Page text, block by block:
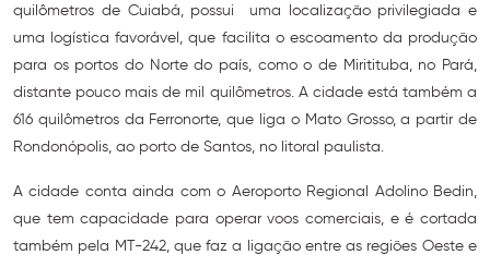
quilômetros de Cuiabá, possui uma localização privilegiada e
uma logística favorável, que facilita o escoamento da produção
para os portos do Norte do país, como o de Miritituba, no Pará,
distante pouco mais de mil quilômetros. A cidade está também a
616 quilômetros da Ferronorte, que liga o Mato Grosso, a partir de
Rondonópolis, ao porto de Santos, no litoral paulista.
A cidade conta ainda com o Aeroporto Regional Adolino Bedin,
que tem capacidade para operar voos comerciais, e é cortada
também pela MT-242, que faz a ligação entre as regiões Oeste e